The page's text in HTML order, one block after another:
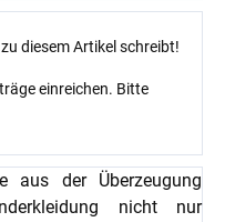
diesem Artikel schreibt!
einreichen. Bitte
aus der Überzeugung
nicht nur